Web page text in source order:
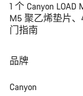
1 个 Canyon
M5 聚乙烯垫片
门指南
品牌
Canyon